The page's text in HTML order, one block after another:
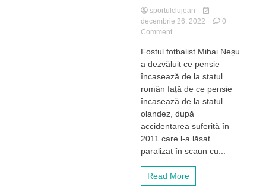
sportulclujean
decembrie 26, 2022
0
Commenton
Ce
pensie
îi
plătește
statul
român
față
de
cel
olandez
Mihai
Neșu
Fostul fotbalist Mihai Neșu
a dezvăluit ce pensie
încasează de la statul
român față de ce pensie
încasează de la statul
olandez, după
accidentarea suferită în
2011 care l-a lăsat
paralizat în scaun cu...
Read More